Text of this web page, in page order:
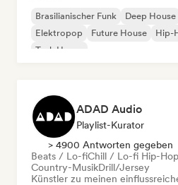
Brasilianischer Funk Deep House
Elektropop
Future House Hip-
Tech House
ADAD Audio
Playlist-Kurator
> 4900 Antworten gegeben
Beats / Lo-fiChill / Lo-fi Hip-Hop
Country-MusikDrill/Jersey
Künstler zu meinen